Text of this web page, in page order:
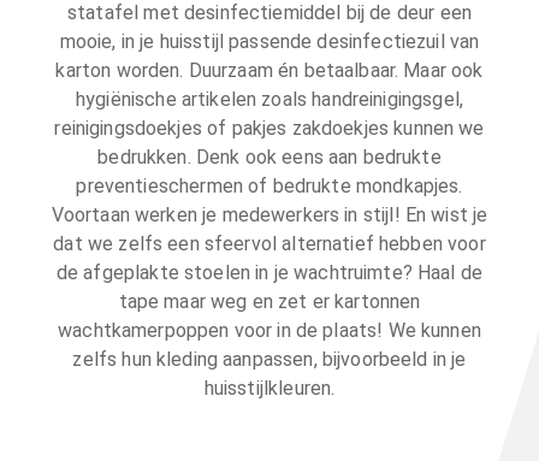
statafel met desinfectiemiddel bij de deur een
mooie, in je huisstijl passende desinfectiezuil van
karton worden. Duurzaam én betaalbaar. Maar ook
hygiënische artikelen zoals handreinigingsgel,
reinigingsdoekjes of pakjes zakdoekjes kunnen we
bedrukken. Denk ook eens aan bedrukte
preventieschermen of bedrukte mondkapjes.
Voortaan werken je medewerkers in stijl! En wist je
dat we zelfs een sfeervol alternatief hebben voor
de afgeplakte stoelen in je wachtruimte? Haal de
tape maar weg en zet er kartonnen
wachtkamerpoppen voor in de plaats! We kunnen
zelfs hun kleding aanpassen, bijvoorbeeld in je
huisstijlkleuren.